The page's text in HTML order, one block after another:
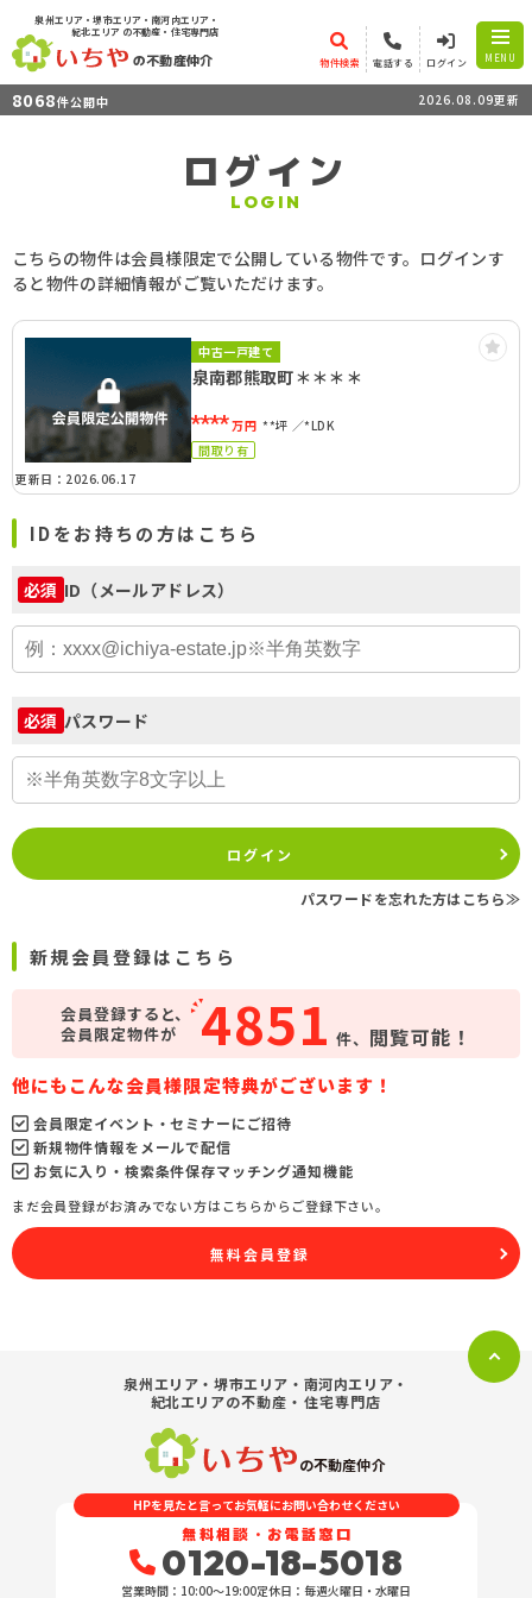
泉州エリア・堺市エリア・南河内エリア・
紀北エリア の不動産・住宅専門店
の不動産仲介 物件検索 電話する ログイン MENU
8068件公開中 2026.08.09更新
ログイン
LOGIN
こちらの物件は会員様限定で公開している物件です。ログインす
ると物件の詳細情報がご覧いただけます。
中古一戸建て
泉南郡熊取町＊＊＊＊
****万円 **坪
*LDK
間取り有
更新日：2026.06.17
IDをお持ちの方はこちら
必須 ID（メールアドレス）
必須 パスワード
ログイン
パスワードを忘れた方はこちら≫
新規会員登録はこちら
会員登録すると、
会員限定物件が
4851 件、 閲覧可能！
他にもこんな会員様限定特典がございます！
会員限定イベント・セミナーにご招待
新規物件情報をメールで配信
お気に入り・検索条件保存マッチング通知機能
まだ会員登録がお済みでない方はこちらからご登録下さい。
無料会員登録
泉州エリア・堺市エリア・南河内エリア・
紀北エリアの不動産・住宅専門店
の不動産仲介
HPを見たと言ってお気軽にお問い合わせください
無料相談・お電話窓口
0120-18-5018
営業時間：10:00〜19:00定休日：毎週火曜日・水曜日